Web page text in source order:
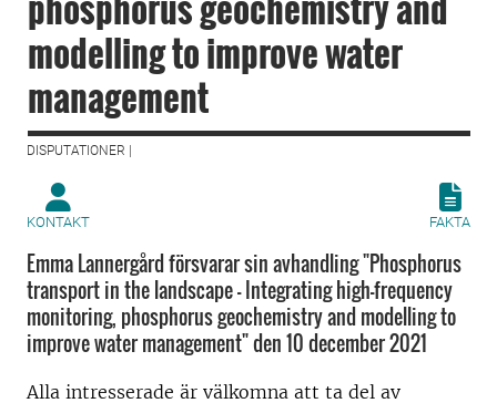
modelling to improve water
management
DISPUTATIONER |
KONTAKT FAKTA
Emma Lannergård försvarar sin avhandling "Phosphorus
transport in the landscape – Integrating high-frequency
monitoring, phosphorus geochemistry and modelling to
improve water management" den 10 december 2021
Alla intresserade är välkomna att ta del av